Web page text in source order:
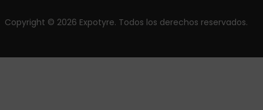
Copyright © 2026 Expotyre. Todos los derechos reservados.